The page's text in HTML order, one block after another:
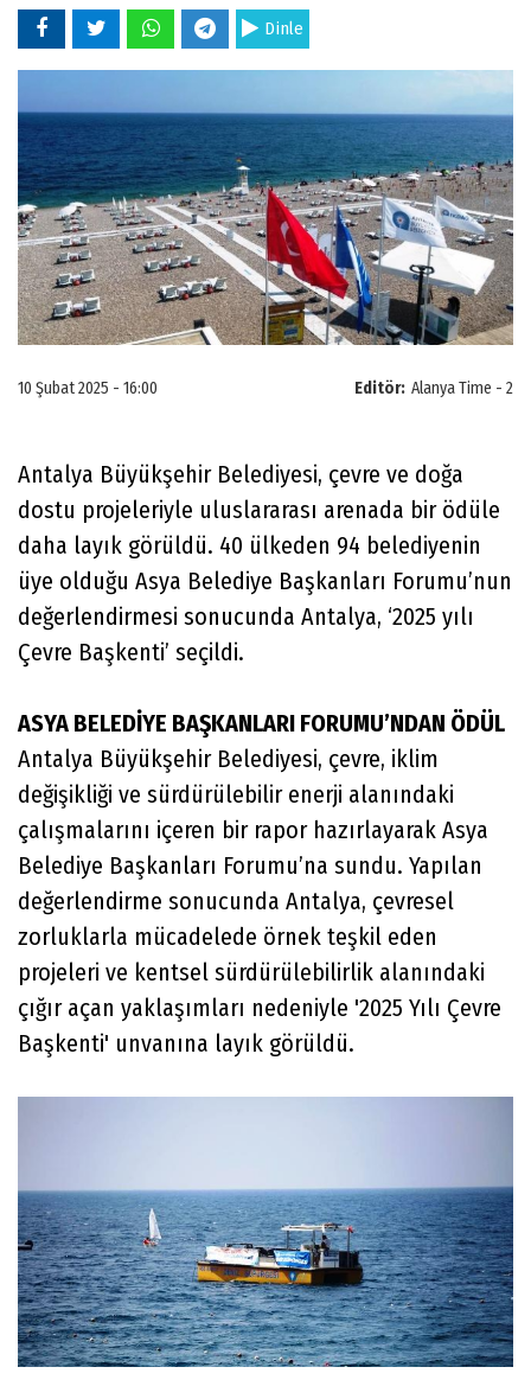
Dinle
Editör: Alanya Time - 2
10 Şubat 2025 - 16:00
Antalya Büyükşehir Belediyesi, çevre ve doğa
dostu projeleriyle uluslararası arenada bir ödüle
daha layık görüldü. 40 ülkeden 94 belediyenin
üye olduğu Asya Belediye Başkanları Forumu’nun
değerlendirmesi sonucunda Antalya, ‘2025 yılı
Çevre Başkenti’ seçildi.
ASYA BELEDİYE BAŞKANLARI FORUMU’NDAN ÖDÜL
Antalya Büyükşehir Belediyesi, çevre, iklim
değişikliği ve sürdürülebilir enerji alanındaki
çalışmalarını içeren bir rapor hazırlayarak Asya
Belediye Başkanları Forumu’na sundu. Yapılan
değerlendirme sonucunda Antalya, çevresel
zorluklarla mücadelede örnek teşkil eden
projeleri ve kentsel sürdürülebilirlik alanındaki
çığır açan yaklaşımları nedeniyle '2025 Yılı Çevre
Başkenti' unvanına layık görüldü.